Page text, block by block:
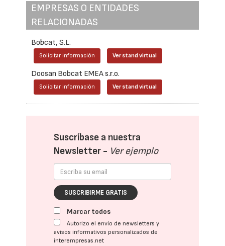
EMPRESAS O ENTIDADES
RELACIONADAS
Bobcat, S.L.
Solicitar información Ver stand virtual
Doosan Bobcat EMEA s.r.o.
Solicitar información Ver stand virtual
Suscríbase a nuestra
Newsletter - Ver ejemplo
SUSCRIBIRME GRATIS
Marcar todos
Autorizo el envío de newsletters y
avisos informativos personalizados de
interempresas.net